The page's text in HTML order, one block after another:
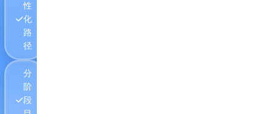
性
化
路
径
分
阶
段